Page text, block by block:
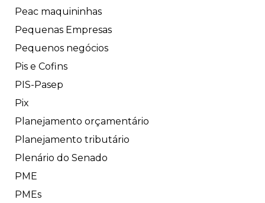
Peac maquininhas
Pequenas Empresas
Pequenos negócios
Pis e Cofins
PIS-Pasep
Pix
Planejamento orçamentário
Planejamento tributário
Plenário do Senado
PME
PMEs